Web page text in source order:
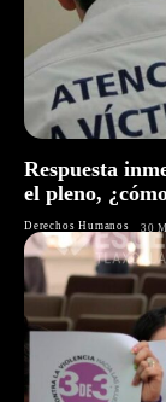
Respuesta
el pleno,
Derechos Humanos 30